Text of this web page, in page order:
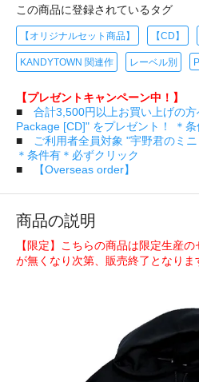
この商品に登録されているタグ
【オリジナルセット商品】 【CD】
KANDYTOWN 関連作 レーベル別 P
【プレゼントキャンペーン中！】
■ 合計3,500円以上お買い上げの
Package [CD]" をプレゼント！ ＊
■
ご利用者全員対象 "宇野君のミ
＊条件有＊必ずクリック
■
【Overseas order】
商品の説明
【限定】こちらの商品は限定生産
が無くなり次第、販売終了となりま